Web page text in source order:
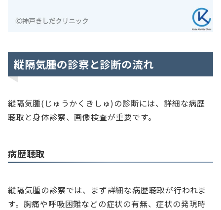
縦隔気腫の診察と診断の流れ
縦隔気腫(じゅうかくきしゅ)の診断には、詳細な病歴
聴取と身体診察、画像検査が重要です。
病歴聴取
縦隔気腫の診察では、まず詳細な病歴聴取が行われま
す。胸痛や呼吸困難などの症状の有無、症状の発現時